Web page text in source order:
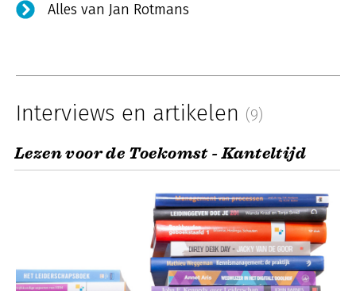
Alles van Jan Rotmans
Interviews en artikelen (9)
Lezen voor de Toekomst - Kanteltijd